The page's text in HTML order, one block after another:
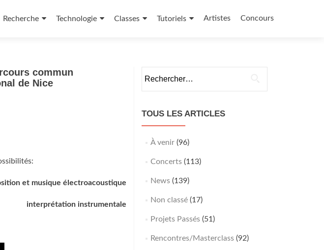
Recherche Technologie Classes Tutoriels Artistes Concours
commun
de Nice
et musique électroacoustique
interprétation instrumentale
TOUS LES ARTICLES
À venir(96)
Concerts(113)
News(139)
Non classé(17)
Projets Passés(51)
Rencontres/Masterclass(92)